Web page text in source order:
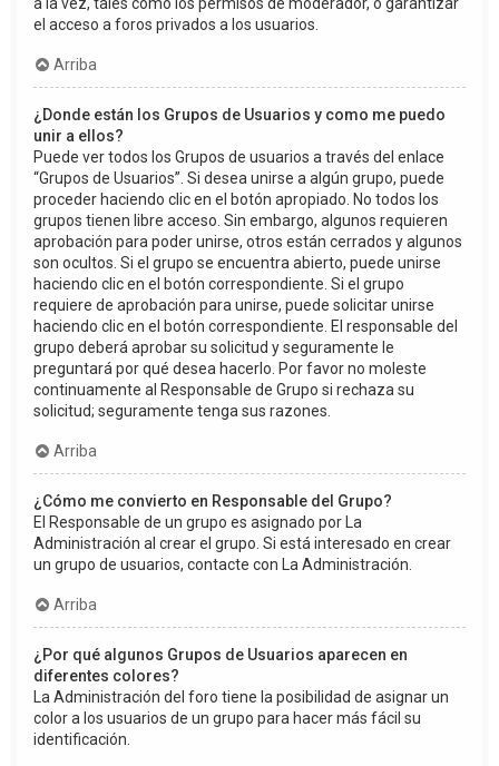
a la vez, tales como los permisos de moderador, o garantizar
el acceso a foros privados a los usuarios.
Arriba
¿Donde están los Grupos de Usuarios y como me puedo
unir a ellos?
Puede ver todos los Grupos de usuarios a través del enlace
“Grupos de Usuarios”. Si desea unirse a algún grupo, puede
proceder haciendo clic en el botón apropiado. No todos los
grupos tienen libre acceso. Sin embargo, algunos requieren
aprobación para poder unirse, otros están cerrados y algunos
son ocultos. Si el grupo se encuentra abierto, puede unirse
haciendo clic en el botón correspondiente. Si el grupo
requiere de aprobación para unirse, puede solicitar unirse
haciendo clic en el botón correspondiente. El responsable del
grupo deberá aprobar su solicitud y seguramente le
preguntará por qué desea hacerlo. Por favor no moleste
continuamente al Responsable de Grupo si rechaza su
solicitud; seguramente tenga sus razones.
Arriba
¿Cómo me convierto en Responsable del Grupo?
El Responsable de un grupo es asignado por La
Administración al crear el grupo. Si está interesado en crear
un grupo de usuarios, contacte con La Administración.
Arriba
¿Por qué algunos Grupos de Usuarios aparecen en
diferentes colores?
La Administración del foro tiene la posibilidad de asignar un
color a los usuarios de un grupo para hacer más fácil su
identificación.